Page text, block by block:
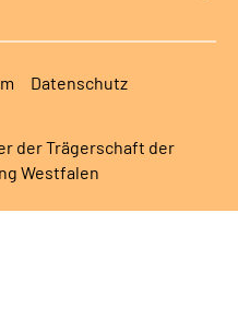
Datenschutz
der Trägerschaft der
Westfalen